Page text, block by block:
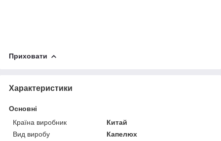
Приховати
Характеристики
Основні
Країна виробник
Китай
Вид виробу
Капелюх